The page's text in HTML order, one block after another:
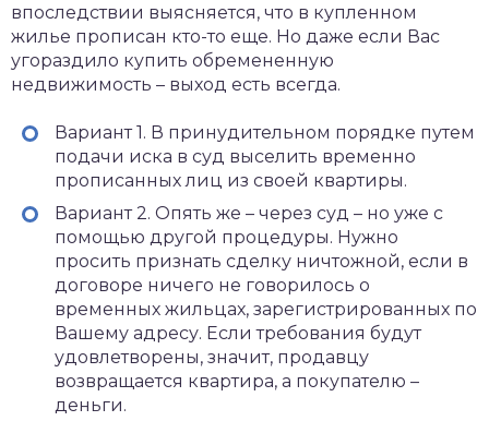
впоследствии выясняется, что в купленном
жилье прописан кто-то еще. Но даже если Вас
угораздило купить обремененную
недвижимость – выход есть всегда.
Вариант 1. В принудительном порядке путем
подачи иска в суд выселить временно
прописанных лиц из своей квартиры.
Вариант 2. Опять же – через суд – но уже с
помощью другой процедуры. Нужно
просить признать сделку ничтожной, если в
договоре ничего не говорилось о
временных жильцах, зарегистрированных по
Вашему адресу. Если требования будут
удовлетворены, значит, продавцу
возвращается квартира, а покупателю –
деньги.